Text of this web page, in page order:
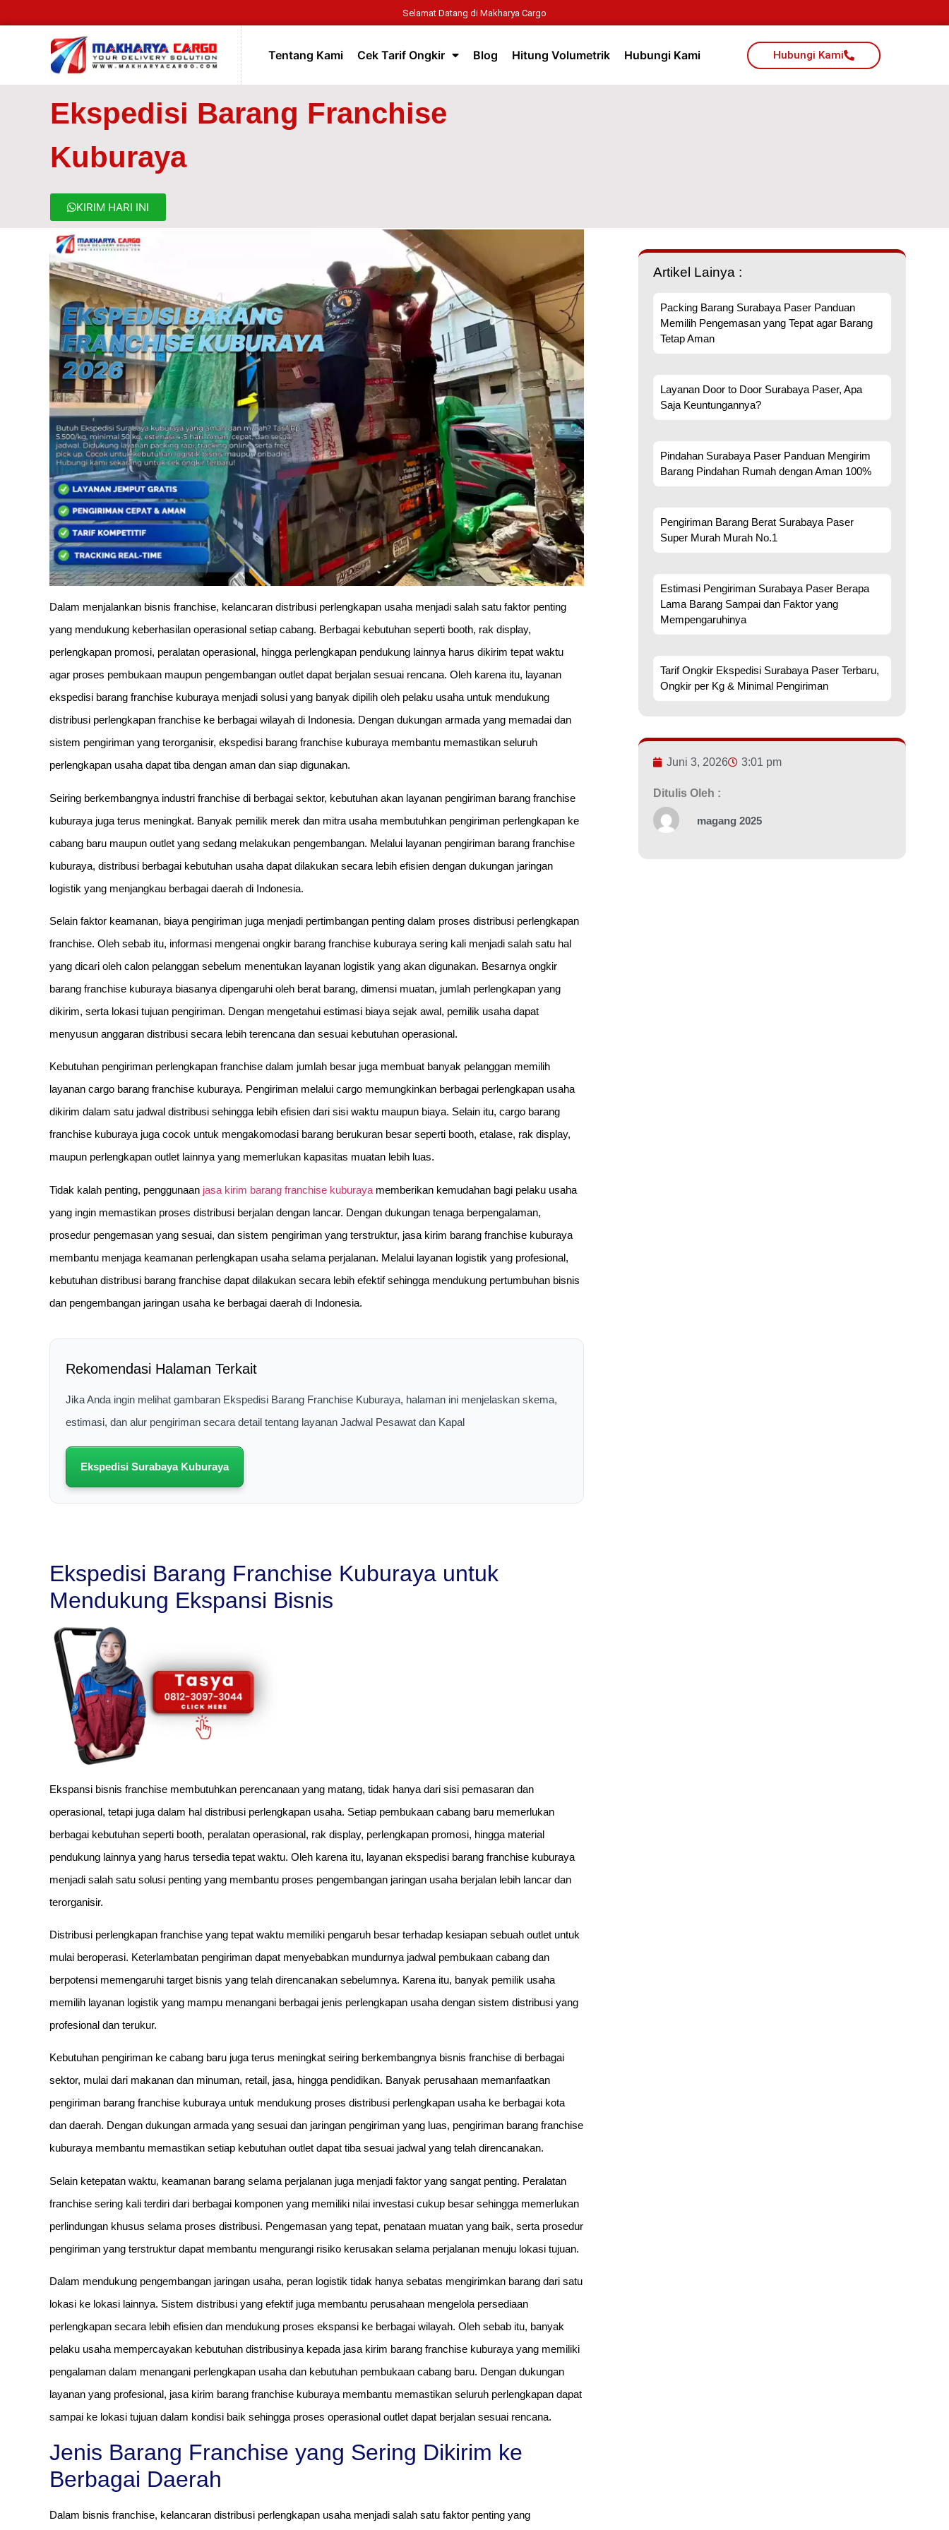
Selamat Datang di Makharya Cargo
Tentang Kami Cek Tarif Ongkir Blog Hitung Volumetrik Hubungi Kami Hubungi Kami
Ekspedisi Barang Franchise
Kuburaya
KIRIM HARI INI
Dalam menjalankan bisnis franchise, kelancaran distribusi perlengkapan usaha menjadi salah satu faktor penting
yang mendukung keberhasilan operasional setiap cabang. Berbagai kebutuhan seperti booth, rak display,
perlengkapan promosi, peralatan operasional, hingga perlengkapan pendukung lainnya harus dikirim tepat waktu
agar proses pembukaan maupun pengembangan outlet dapat berjalan sesuai rencana. Oleh karena itu, layanan
ekspedisi barang franchise kuburaya menjadi solusi yang banyak dipilih oleh pelaku usaha untuk mendukung
distribusi perlengkapan franchise ke berbagai wilayah di Indonesia. Dengan dukungan armada yang memadai dan
sistem pengiriman yang terorganisir, ekspedisi barang franchise kuburaya membantu memastikan seluruh
perlengkapan usaha dapat tiba dengan aman dan siap digunakan.
Seiring berkembangnya industri franchise di berbagai sektor, kebutuhan akan layanan pengiriman barang franchise
kuburaya juga terus meningkat. Banyak pemilik merek dan mitra usaha membutuhkan pengiriman perlengkapan ke
cabang baru maupun outlet yang sedang melakukan pengembangan. Melalui layanan pengiriman barang franchise
kuburaya, distribusi berbagai kebutuhan usaha dapat dilakukan secara lebih efisien dengan dukungan jaringan
logistik yang menjangkau berbagai daerah di Indonesia.
Selain faktor keamanan, biaya pengiriman juga menjadi pertimbangan penting dalam proses distribusi perlengkapan
franchise. Oleh sebab itu, informasi mengenai ongkir barang franchise kuburaya sering kali menjadi salah satu hal
yang dicari oleh calon pelanggan sebelum menentukan layanan logistik yang akan digunakan. Besarnya ongkir
barang franchise kuburaya biasanya dipengaruhi oleh berat barang, dimensi muatan, jumlah perlengkapan yang
dikirim, serta lokasi tujuan pengiriman. Dengan mengetahui estimasi biaya sejak awal, pemilik usaha dapat
menyusun anggaran distribusi secara lebih terencana dan sesuai kebutuhan operasional.
Kebutuhan pengiriman perlengkapan franchise dalam jumlah besar juga membuat banyak pelanggan memilih
layanan cargo barang franchise kuburaya. Pengiriman melalui cargo memungkinkan berbagai perlengkapan usaha
dikirim dalam satu jadwal distribusi sehingga lebih efisien dari sisi waktu maupun biaya. Selain itu, cargo barang
franchise kuburaya juga cocok untuk mengakomodasi barang berukuran besar seperti booth, etalase, rak display,
maupun perlengkapan outlet lainnya yang memerlukan kapasitas muatan lebih luas.
Tidak kalah penting, penggunaan jasa kirim barang franchise kuburaya memberikan kemudahan bagi pelaku usaha
yang ingin memastikan proses distribusi berjalan dengan lancar. Dengan dukungan tenaga berpengalaman,
prosedur pengemasan yang sesuai, dan sistem pengiriman yang terstruktur, jasa kirim barang franchise kuburaya
membantu menjaga keamanan perlengkapan usaha selama perjalanan. Melalui layanan logistik yang profesional,
kebutuhan distribusi barang franchise dapat dilakukan secara lebih efektif sehingga mendukung pertumbuhan bisnis
dan pengembangan jaringan usaha ke berbagai daerah di Indonesia.
Rekomendasi Halaman Terkait
Jika Anda ingin melihat gambaran Ekspedisi Barang Franchise Kuburaya, halaman ini menjelaskan skema,
estimasi, dan alur pengiriman secara detail tentang layanan Jadwal Pesawat dan Kapal
Ekspedisi Surabaya Kuburaya
Ekspedisi Barang Franchise Kuburaya untuk
Mendukung Ekspansi Bisnis
Ekspansi bisnis franchise membutuhkan perencanaan yang matang, tidak hanya dari sisi pemasaran dan
operasional, tetapi juga dalam hal distribusi perlengkapan usaha. Setiap pembukaan cabang baru memerlukan
berbagai kebutuhan seperti booth, peralatan operasional, rak display, perlengkapan promosi, hingga material
pendukung lainnya yang harus tersedia tepat waktu. Oleh karena itu, layanan ekspedisi barang franchise kuburaya
menjadi salah satu solusi penting yang membantu proses pengembangan jaringan usaha berjalan lebih lancar dan
terorganisir.
Distribusi perlengkapan franchise yang tepat waktu memiliki pengaruh besar terhadap kesiapan sebuah outlet untuk
mulai beroperasi. Keterlambatan pengiriman dapat menyebabkan mundurnya jadwal pembukaan cabang dan
berpotensi memengaruhi target bisnis yang telah direncanakan sebelumnya. Karena itu, banyak pemilik usaha
memilih layanan logistik yang mampu menangani berbagai jenis perlengkapan usaha dengan sistem distribusi yang
profesional dan terukur.
Kebutuhan pengiriman ke cabang baru juga terus meningkat seiring berkembangnya bisnis franchise di berbagai
sektor, mulai dari makanan dan minuman, retail, jasa, hingga pendidikan. Banyak perusahaan memanfaatkan
pengiriman barang franchise kuburaya untuk mendukung proses distribusi perlengkapan usaha ke berbagai kota
dan daerah. Dengan dukungan armada yang sesuai dan jaringan pengiriman yang luas, pengiriman barang franchise
kuburaya membantu memastikan setiap kebutuhan outlet dapat tiba sesuai jadwal yang telah direncanakan.
Selain ketepatan waktu, keamanan barang selama perjalanan juga menjadi faktor yang sangat penting. Peralatan
franchise sering kali terdiri dari berbagai komponen yang memiliki nilai investasi cukup besar sehingga memerlukan
perlindungan khusus selama proses distribusi. Pengemasan yang tepat, penataan muatan yang baik, serta prosedur
pengiriman yang terstruktur dapat membantu mengurangi risiko kerusakan selama perjalanan menuju lokasi tujuan.
Dalam mendukung pengembangan jaringan usaha, peran logistik tidak hanya sebatas mengirimkan barang dari satu
lokasi ke lokasi lainnya. Sistem distribusi yang efektif juga membantu perusahaan mengelola persediaan
perlengkapan secara lebih efisien dan mendukung proses ekspansi ke berbagai wilayah. Oleh sebab itu, banyak
pelaku usaha mempercayakan kebutuhan distribusinya kepada jasa kirim barang franchise kuburaya yang memiliki
pengalaman dalam menangani perlengkapan usaha dan kebutuhan pembukaan cabang baru. Dengan dukungan
layanan yang profesional, jasa kirim barang franchise kuburaya membantu memastikan seluruh perlengkapan dapat
sampai ke lokasi tujuan dalam kondisi baik sehingga proses operasional outlet dapat berjalan sesuai rencana.
Jenis Barang Franchise yang Sering Dikirim ke
Berbagai Daerah
Dalam bisnis franchise, kelancaran distribusi perlengkapan usaha menjadi salah satu faktor penting yang
Artikel Lainya :
Packing Barang Surabaya Paser Panduan
Memilih Pengemasan yang Tepat agar Barang
Tetap Aman
Layanan Door to Door Surabaya Paser, Apa
Saja Keuntungannya?
Pindahan Surabaya Paser Panduan Mengirim
Barang Pindahan Rumah dengan Aman 100%
Pengiriman Barang Berat Surabaya Paser
Super Murah Murah No.1
Estimasi Pengiriman Surabaya Paser Berapa
Lama Barang Sampai dan Faktor yang
Mempengaruhinya
Tarif Ongkir Ekspedisi Surabaya Paser Terbaru,
Ongkir per Kg & Minimal Pengiriman
Juni 3, 2026 3:01 pm
Ditulis Oleh :
magang 2025